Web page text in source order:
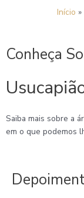
Início »
Conheça
Saiba mais sobre a
em o que podemos